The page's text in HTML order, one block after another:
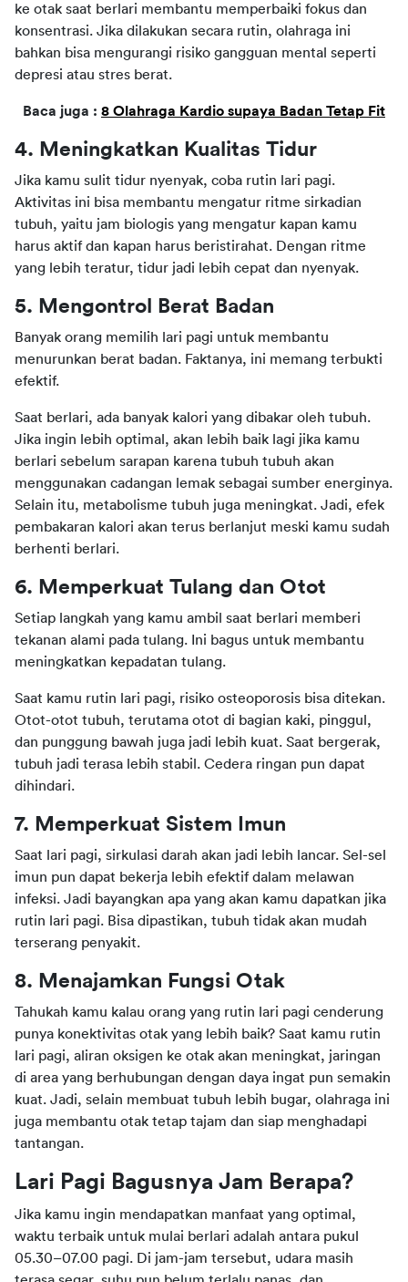
ke otak saat berlari membantu memperbaiki fokus dan
konsentrasi. Jika dilakukan secara rutin, olahraga ini
bahkan bisa mengurangi risiko gangguan mental seperti
depresi atau stres berat.
Baca juga : 8 Olahraga Kardio supaya Badan Tetap Fit
4. Meningkatkan Kualitas Tidur
Jika kamu sulit tidur nyenyak, coba rutin lari pagi.
Aktivitas ini bisa membantu mengatur ritme sirkadian
tubuh, yaitu jam biologis yang mengatur kapan kamu
harus aktif dan kapan harus beristirahat. Dengan ritme
yang lebih teratur, tidur jadi lebih cepat dan nyenyak.
5. Mengontrol Berat Badan
Banyak orang memilih lari pagi untuk membantu
menurunkan berat badan. Faktanya, ini memang terbukti
efektif.
Saat berlari, ada banyak kalori yang dibakar oleh tubuh.
Jika ingin lebih optimal, akan lebih baik lagi jika kamu
berlari sebelum sarapan karena tubuh tubuh akan
menggunakan cadangan lemak sebagai sumber energinya.
Selain itu, metabolisme tubuh juga meningkat. Jadi, efek
pembakaran kalori akan terus berlanjut meski kamu sudah
berhenti berlari.
6. Memperkuat Tulang dan Otot
Setiap langkah yang kamu ambil saat berlari memberi
tekanan alami pada tulang. Ini bagus untuk membantu
meningkatkan kepadatan tulang.
Saat kamu rutin lari pagi, risiko osteoporosis bisa ditekan.
Otot-otot tubuh, terutama otot di bagian kaki, pinggul,
dan punggung bawah juga jadi lebih kuat. Saat bergerak,
tubuh jadi terasa lebih stabil. Cedera ringan pun dapat
dihindari.
7. Memperkuat Sistem Imun
Saat lari pagi, sirkulasi darah akan jadi lebih lancar. Sel-sel
imun pun dapat bekerja lebih efektif dalam melawan
infeksi. Jadi bayangkan apa yang akan kamu dapatkan jika
rutin lari pagi. Bisa dipastikan, tubuh tidak akan mudah
terserang penyakit.
8. Menajamkan Fungsi Otak
Tahukah kamu kalau orang yang rutin lari pagi cenderung
punya konektivitas otak yang lebih baik? Saat kamu rutin
lari pagi, aliran oksigen ke otak akan meningkat, jaringan
di area yang berhubungan dengan daya ingat pun semakin
kuat. Jadi, selain membuat tubuh lebih bugar, olahraga ini
juga membantu otak tetap tajam dan siap menghadapi
tantangan.
Lari Pagi Bagusnya Jam Berapa?
Jika kamu ingin mendapatkan manfaat yang optimal,
waktu terbaik untuk mulai berlari adalah antara pukul
05.30–07.00 pagi. Di jam-jam tersebut, udara masih